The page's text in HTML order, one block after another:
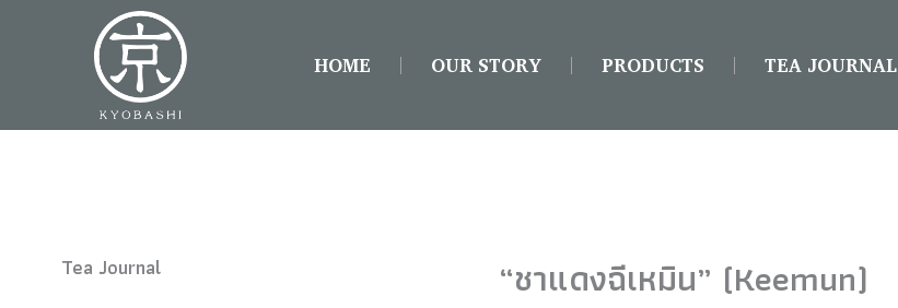
HOME OUR STORY PRODUCTS TEA JOURNAL
Tea Journal “ชาแดงฉีเหมิน” (Keemun)